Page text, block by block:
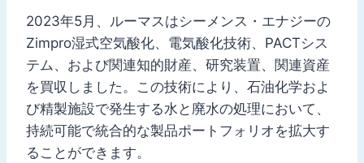
2023年5月、ルーマスはシーメンス・エナジーの
Zimpro湿式空気酸化、電気酸化技術、PACTシス
テム、および関連知的財産、研究装置、関連資産
を買収しました。この技術により、石油化学およ
び精製施設で発生する水と廃水の処理において、
持続可能で統合的な製品ポートフォリオを拡大す
ることができます。